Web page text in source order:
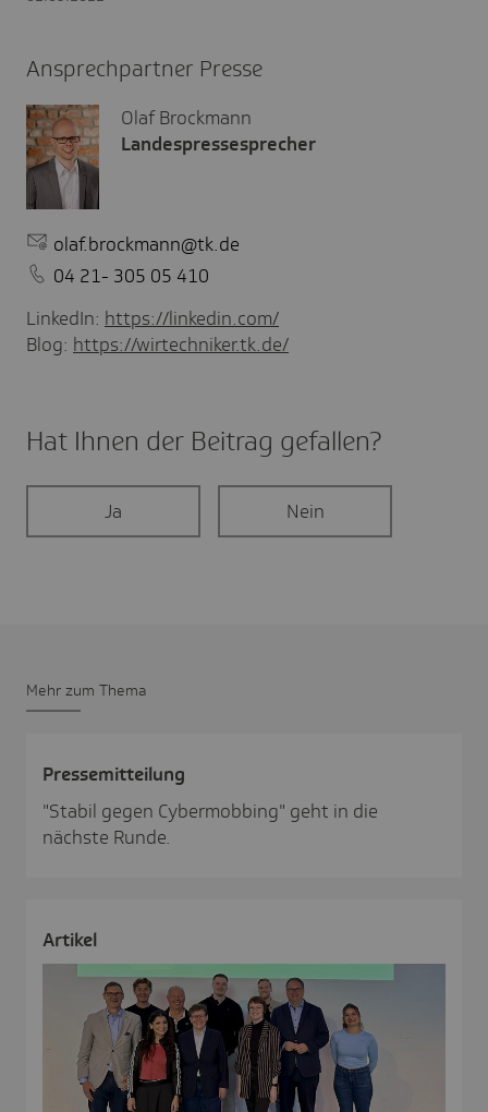
Ansprechpartner Presse
Olaf Brockmann
Landespressesprecher
olaf.brockmann@tk.de
04 21- 305 05 410
LinkedIn: https://linkedin.com/
Blog: https://wirtechniker.tk.de/
Hat Ihnen der Beitrag gefal­len?
Ja Nein
Mehr zum Thema
Pres­se­mit­tei­lung
"Stabil gegen Cybermobbing" geht in die
nächste Runde.
Artikel